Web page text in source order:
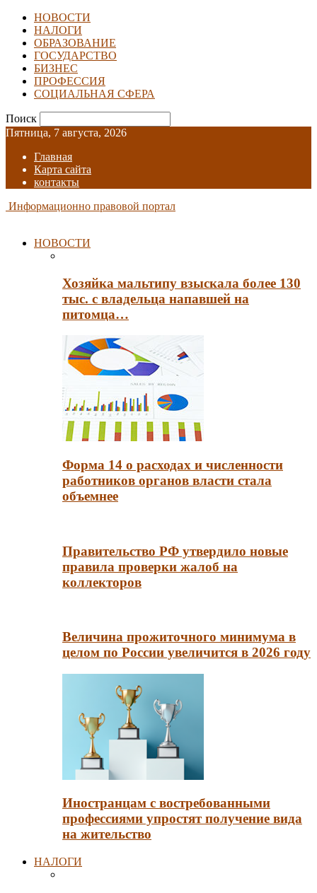
НОВОСТИ
НАЛОГИ
ОБРАЗОВАНИЕ
ГОСУДАРСТВО
БИЗНЕС
ПРОФЕССИЯ
СОЦИАЛЬНАЯ СФЕРА
Поиск
Пятница, 7 августа, 2026
Главная
Карта сайта
контакты
Информационно правовой портал
НОВОСТИ
Хозяйка мальтипу взыскала более 130
тыс. с владельца напавшей на
питомца…
Форма 14 о расходах и численности
работников органов власти стала
объемнее
Правительство РФ утвердило новые
правила проверки жалоб на
коллекторов
Величина прожиточного минимума в
целом по России увеличится в 2026 году
Иностранцам с востребованными
профессиями упростят получение вида
на жительство
НАЛОГИ